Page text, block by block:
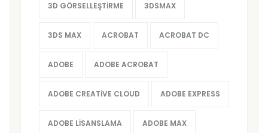
3D GÖRSELLEŞTIRME 3DSMAX
3DS MAX ACROBAT ACROBAT DC
ADOBE ADOBE ACROBAT
ADOBE CREATIVE CLOUD ADOBE EXPRESS
ADOBE LISANSLAMA ADOBE MAX